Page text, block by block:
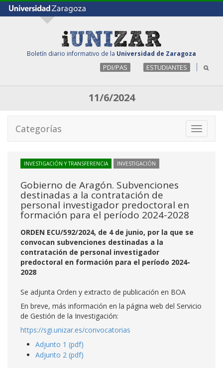
Boletín diario informativo de la Universidad de Zaragoza
PDI/PAS ESTUDIANTES
11/6/2024
Toggle
Categorías
INVESTIGACIÓN Y TRANSFERENCIA INVESTIGACIÓN
Gobierno de Aragón. Subvenciones
destinadas a la contratación de
personal investigador predoctoral en
formación para el período 2024-2028
ORDEN ECU/592/2024, de 4 de junio, por la que se
convocan subvenciones destinadas a la
contratación de personal investigador
predoctoral en formación para el período 2024-
2028
Se adjunta Orden y extracto de publicación en BOA
En breve, más información en la página web del Servicio
de Gestión de la Investigación:
https://sgi.unizar.es/convocatorias
Adjunto 1 (pdf)
Adjunto 2 (pdf)